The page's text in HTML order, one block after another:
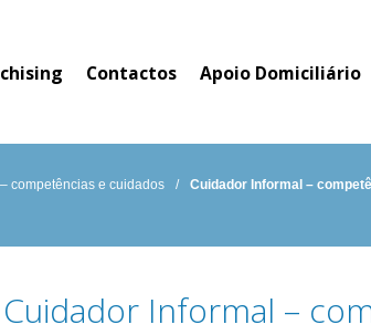
Contactos Apoio Domiciliário
competências e cuidados / Cuidador Informal –
Cuidador Informal –